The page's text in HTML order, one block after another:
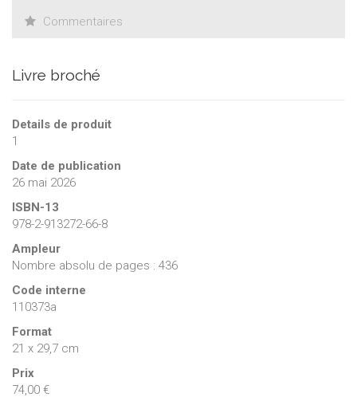
Commentaires
Livre broché
Details de produit
1
Date de publication
26 mai 2026
ISBN-13
978-2-913272-66-8
Ampleur
Nombre absolu de pages : 436
Code interne
110373a
Format
21 x 29,7 cm
Prix
74,00 €